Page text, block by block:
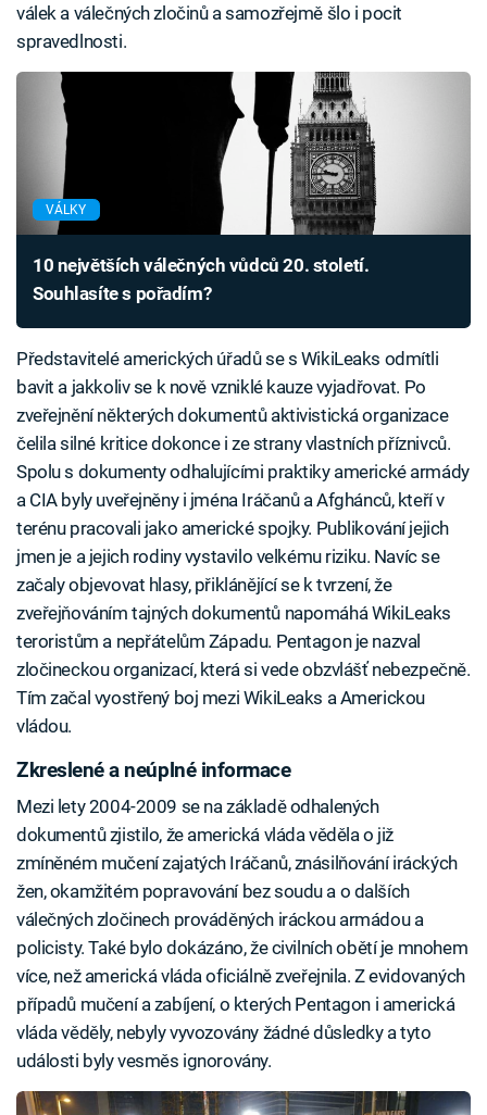
válek a válečných zločinů a samozřejmě šlo i pocit
spravedlnosti.
VÁLKY
10 největších válečných vůdců 20. století.
Souhlasíte s pořadím?
Představitelé amerických úřadů se s WikiLeaks odmítli
bavit a jakkoliv se k nově vzniklé kauze vyjadřovat. Po
zveřejnění některých dokumentů aktivistická organizace
čelila silné kritice dokonce i ze strany vlastních příznivců.
Spolu s dokumenty odhalujícími praktiky americké armády
a CIA byly uveřejněny i jména Iráčanů a Afghánců, kteří v
terénu pracovali jako americké spojky. Publikování jejich
jmen je a jejich rodiny vystavilo velkému riziku. Navíc se
začaly objevovat hlasy, přiklánějící se k tvrzení, že
zveřejňováním tajných dokumentů napomáhá WikiLeaks
teroristům a nepřátelům Západu. Pentagon je nazval
zločineckou organizací, která si vede obzvlášť nebezpečně.
Tím začal vyostřený boj mezi WikiLeaks a Americkou
vládou.
Zkreslené a neúplné informace
Mezi lety 2004-2009 se na základě odhalených
dokumentů zjistilo, že americká vláda věděla o již
zmíněném mučení zajatých Iráčanů, znásilňování iráckých
žen, okamžitém popravování bez soudu a o dalších
válečných zločinech prováděných iráckou armádou a
policisty. Také bylo dokázáno, že civilních obětí je mnohem
více, než americká vláda oficiálně zveřejnila. Z evidovaných
případů mučení a zabíjení, o kterých Pentagon i americká
vláda věděly, nebyly vyvozovány žádné důsledky a tyto
události byly vesměs ignorovány.